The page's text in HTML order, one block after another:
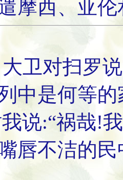
摩西、亚
卫对扫罗
中是何等
说:“祸哉!
唇不洁的